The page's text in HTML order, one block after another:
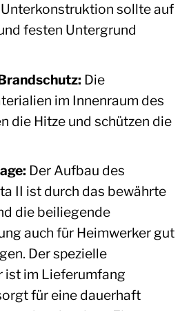
sollte auf
festen Untergrund
Die
im Innenraum des
die Hitze und schützen die
Der Aufbau des
II ist durch das bewährte
die beiliegende
auch für Heimwerker gut
Der spezielle
ist im Lieferumfang
für eine dauerhaft